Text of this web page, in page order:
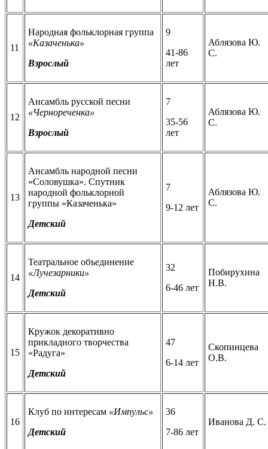
11
Народная фольклорная группа
«Казаченька»
Взрослый
9
41-86
лет
Аблязова Ю.
С.
12
Ансамбль русской песни
«Чернореченка»
Взрослый
7
35-56
лет
Аблязова Ю.
С.
13
Ансамбль народной песни
«Соловушка». Спутник
народной фольклорной
группы «Казаченька»
Детский
7
9-12 лет
Аблязова Ю.
С.
14
Театральное объединение
«Лучезарники»
Детский
32
6-46 лет
Побирухина
Н.В.
15
Кружок декоративно
прикладного творчества
«Радуга»
Детский
47
6-14 лет
Скопинцева
О.В.
16
Клуб по интересам «Импульс»
Детский
36
7-86 лет
Иванова Д. С.